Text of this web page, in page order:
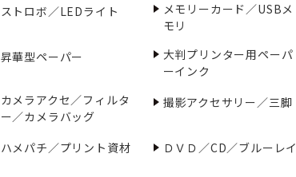
ストロボ／LEDライト
メモリーカード／USBメ
モリ
昇華型ペーパー
大判プリンター用ペーパ
ーインク
カメラアクセ／フィルタ
ー／カメラバッグ
撮影アクセサリー／三脚
ハメパチ／プリント資材 ＤＶＤ／CD／ブルーレイ